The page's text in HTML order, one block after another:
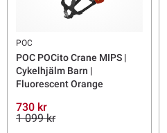
POC
POC POCito Crane MIPS |
Cykelhjälm Barn |
Fluorescent Orange
730 kr
1 099 kr